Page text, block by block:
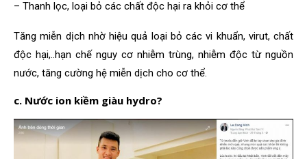
– Thanh lọc, loại bỏ các chất độc hại ra khỏi cơ thể
Tăng miễn dịch nhờ hiệu quả loại bỏ các vi khuẩn, virut, chất
độc hại,..hạn chế nguy cơ nhiễm trùng, nhiễm độc từ nguồn
nước, tăng cường hệ miễn dịch cho cơ thể.
c. Nước ion kiềm giàu hydro?